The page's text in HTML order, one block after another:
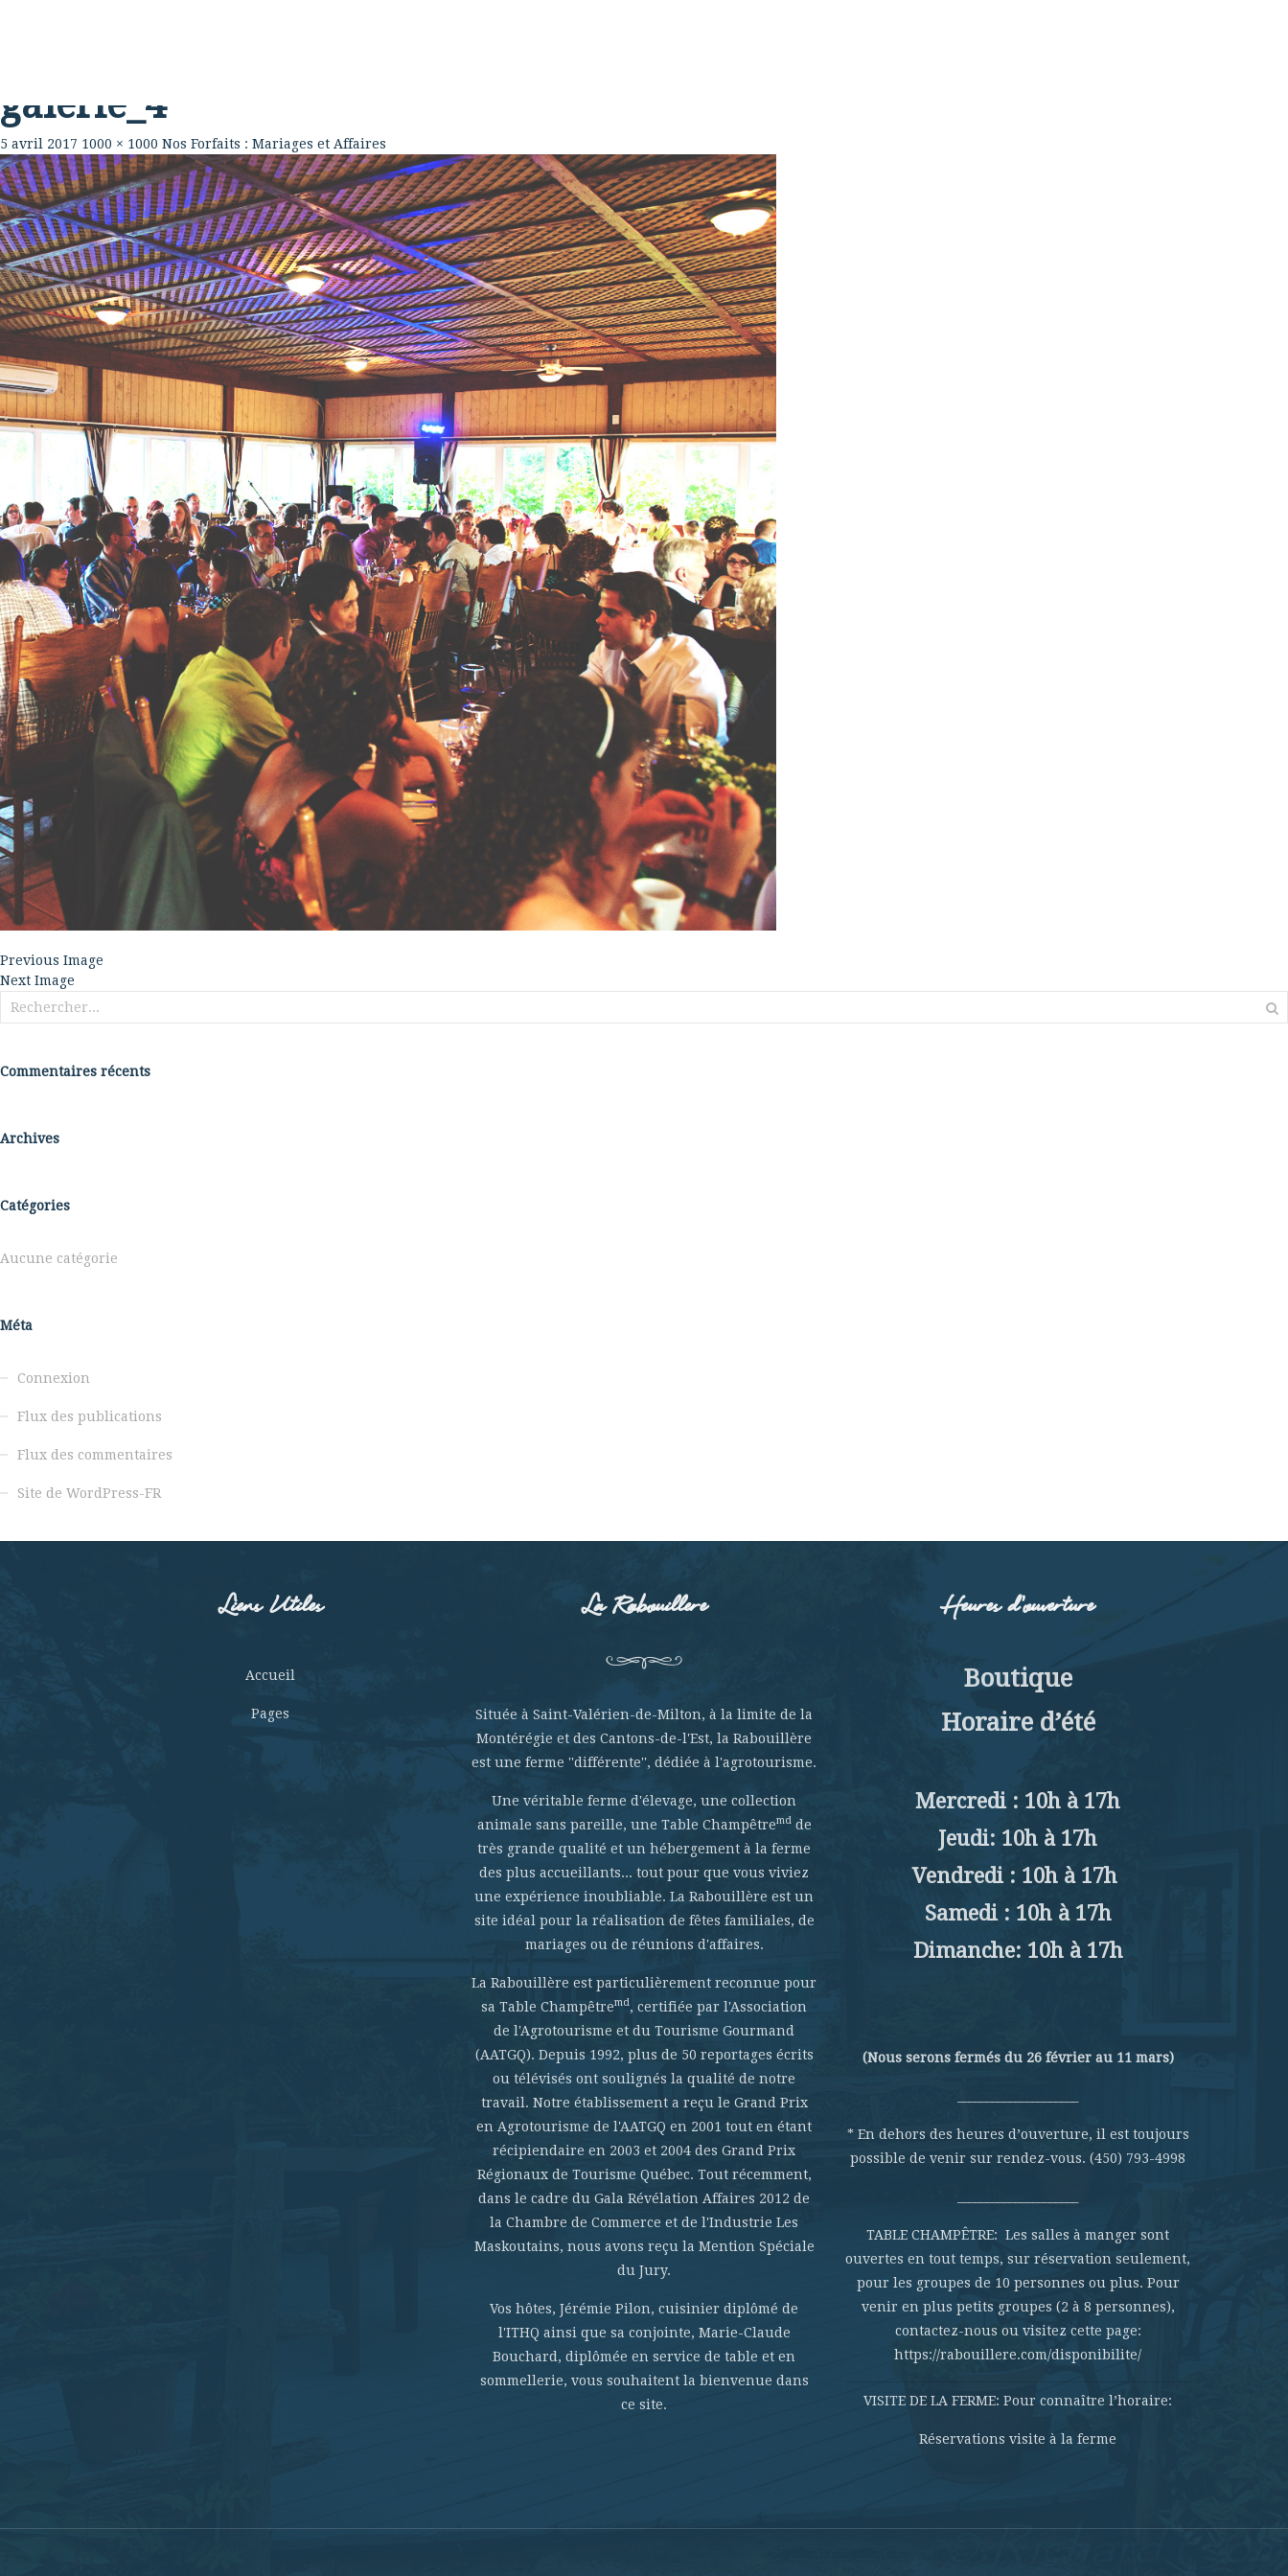
galerie_4
5 avril 2017 1000 × 1000 Nos Forfaits : Mariages et Affaires
Previous Image
Next Image
Rechercher :
Commentaires récents
Archives
Catégories
Aucune catégorie
Méta
Connexion
Flux des publications
Flux des commentaires
Site de WordPress-FR
Liens Utiles
Accueil
Pages
La Rabouillere
Située à Saint-Valérien-de-Milton, à la limite de la
Montérégie et des Cantons-de-l'Est, la Rabouillère
est une ferme ''différente'', dédiée à l'agrotourisme.
Une véritable ferme d'élevage, une collection
animale sans pareille, une Table Champêtremdde
très grande qualité et un hébergement à la ferme
des plus accueillants... tout pour que vous viviez
une expérience inoubliable. La Rabouillère est un
site idéal pour la réalisation de fêtes familiales, de
mariages ou de réunions d'affaires.
La Rabouillère est particulièrement reconnue pour
sa Table Champêtremd, certifiée par l'Association
de l'Agrotourisme et du Tourisme Gourmand
(AATGQ). Depuis 1992, plus de 50 reportages écrits
ou télévisés ont soulignés la qualité de notre
travail. Notre établissement a reçu le Grand Prix
en Agrotourisme de l'AATGQ en 2001 tout en étant
récipiendaire en 2003 et 2004 des Grand Prix
Régionaux de Tourisme Québec. Tout récemment,
dans le cadre du Gala Révélation Affaires 2012 de
la Chambre de Commerce et de l'Industrie Les
Maskoutains, nous avons reçu la Mention Spéciale
du Jury.
Vos hôtes, Jérémie Pilon, cuisinier diplômé de
l'ITHQ ainsi que sa conjointe, Marie-Claude
Bouchard, diplômée en service de table et en
sommellerie, vous souhaitent la bienvenue dans
ce site.
Heures d’ouverture
Boutique
Horaire d’été
Mercredi : 10h à 17h
Jeudi: 10h à 17h
Vendredi : 10h à 17h
Samedi : 10h à 17h
Dimanche: 10h à 17h
(Nous serons fermés du 26 février au 11 mars)
* En dehors des heures d’ouverture, il est toujours
possible de venir sur rendez-vous. (450) 793-4998
TABLE CHAMPÊTRE: Les salles à manger sont
ouvertes en tout temps, sur réservation seulement,
pour les groupes de 10 personnes ou plus. Pour
venir en plus petits groupes (2 à 8 personnes),
contactez-nous ou visitez cette page:
https://rabouillere.com/disponibilite/
VISITE DE LA FERME: Pour connaître l’horaire:
Réservations visite à la ferme